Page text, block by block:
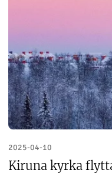
2025-04-10
Kiruna kyrka